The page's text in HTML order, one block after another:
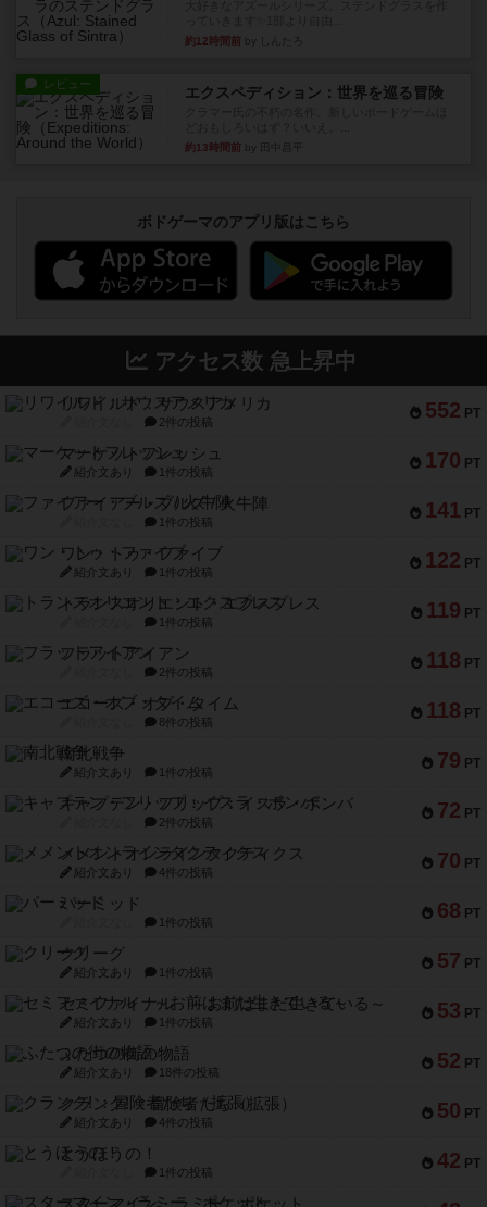
約12時間前 by しんたろ
レビュー エクスペディション：世界を巡る冒険
約13時間前 by 田中昌平
ボドゲーマのアプリ版はこちら
アクセス数 急上昇中
552 PT
リワイルド：サウスアメリカ
2件の投稿
170 PT
マーケットフレッシュ
紹介文あり 1件の投稿
141 PT
ファイアー・ブルズ / 火牛陣
1件の投稿
122 PT
ワン・トゥ・ファイブ
紹介文あり 1件の投稿
119 PT
トランスオリエント・エクスプレス
1件の投稿
118 PT
フラットアイアン
2件の投稿
118 PT
エコーズ・オブ・タイム
8件の投稿
79 PT
南北戦争
紹介文あり 1件の投稿
72 PT
キャプテン・フリップ：イスラ・ボンバ
2件の投稿
70 PT
メメントオンラインタクティクス
紹介文あり 4件の投稿
68 PT
パーミッド
1件の投稿
57 PT
クリーグ
紹介文あり 1件の投稿
53 PT
セミファイナル ～お前はまだ生きている～
紹介文あり 1件の投稿
52 PT
ふたつの街の物語
紹介文あり 18件の投稿
50 PT
クランク! ：冒険者たち（拡張）
紹介文あり 4件の投稿
42 PT
とうほうの！
1件の投稿
スターマイン・ラミー ポケット